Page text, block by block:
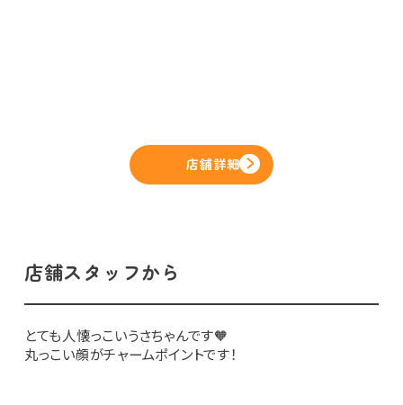
店舗詳細
店舗スタッフから
とても人懐っこいうさちゃんです🧡
丸っこい顔がチャームポイントです！